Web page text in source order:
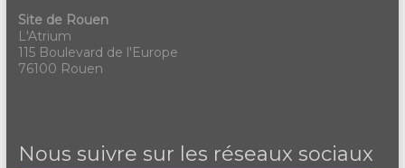
Site de Rouen
L'Atrium
115 Boulevard de l'Europe
76100 Rouen
Nous suivre sur les réseaux sociaux